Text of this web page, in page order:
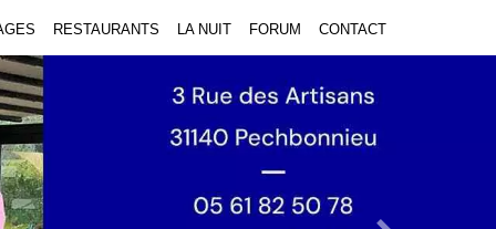
RESTAURANTS LA NUIT FORUM CONTACT